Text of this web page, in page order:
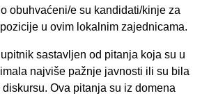
obuhvaćeni/e su kandidati/kinje za
u ovim lokalnim zajednicama.
sastavljen od pitanja koja su u
najviše pažnje javnosti ili su bila
Ova pitanja su iz domena